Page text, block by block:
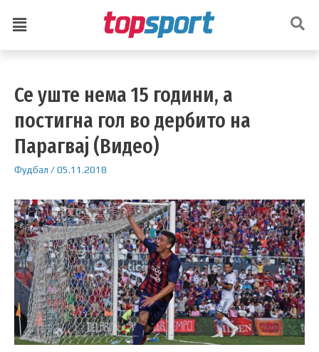
Се уште нема 15 години, а
постигна гол во дербито на
Парагвај (Видео)
Фудбал /05.11.2018